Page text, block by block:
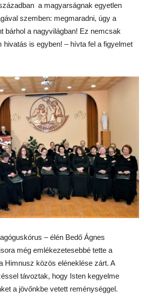
a magyarságnak egyetlen
szemben: megmaradni, úgy a
bárhol a nagyvilágban! Ez nemcsak
hivatás is egyben! – hívta fel a figyelmet
– élén Bedő Ágnes
még emlékezetesebbé tette a
Himnusz közös eléneklése zárt. A
távoztak, hogy Isten kegyelme
a jövőnkbe vetett reménységgel.